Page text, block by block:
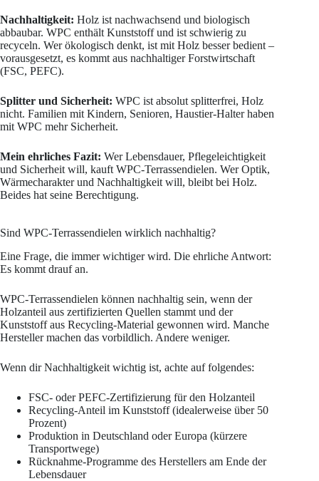
Nachhaltigkeit: Holz ist nachwachsend und biologisch
abbaubar. WPC enthält Kunststoff und ist schwierig zu
recyceln. Wer ökologisch denkt, ist mit Holz besser bedient –
vorausgesetzt, es kommt aus nachhaltiger Forstwirtschaft
(FSC, PEFC).
Splitter und Sicherheit: WPC ist absolut splitterfrei, Holz
nicht. Familien mit Kindern, Senioren, Haustier-Halter haben
mit WPC mehr Sicherheit.
Mein ehrliches Fazit: Wer Lebensdauer, Pflegeleichtigkeit
und Sicherheit will, kauft WPC-Terrassendielen. Wer Optik,
Wärmecharakter und Nachhaltigkeit will, bleibt bei Holz.
Beides hat seine Berechtigung.
Sind WPC-Terrassendielen wirklich nachhaltig?
Eine Frage, die immer wichtiger wird. Die ehrliche Antwort:
Es kommt drauf an.
WPC-Terrassendielen können nachhaltig sein, wenn der
Holzanteil aus zertifizierten Quellen stammt und der
Kunststoff aus Recycling-Material gewonnen wird. Manche
Hersteller machen das vorbildlich. Andere weniger.
Wenn dir Nachhaltigkeit wichtig ist, achte auf folgendes:
FSC- oder PEFC-Zertifizierung für den Holzanteil
Recycling-Anteil im Kunststoff (idealerweise über 50
Prozent)
Produktion in Deutschland oder Europa (kürzere
Transportwege)
Rücknahme-Programme des Herstellers am Ende der
Lebensdauer